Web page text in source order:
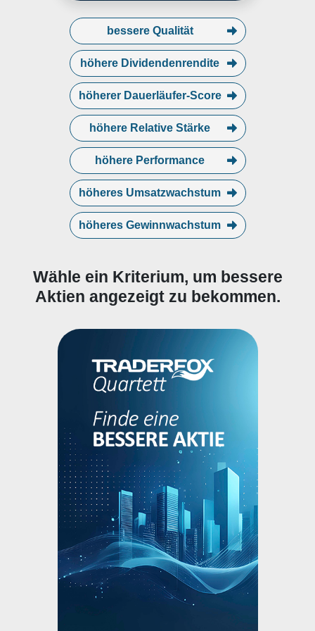
(CDME) gegründet und 1993 in
Rexel umbenannt. Rexel S.A. hat
seinen Hauptsitz in Paris,
Frankreich.
bessere Qualität
höhere Dividendenrendite
höherer Dauerläufer-Score
höhere Relative Stärke
höhere Performance
höheres Umsatzwachstum
höheres Gewinnwachstum
Wähle ein Kriterium, um bessere
Aktien angezeigt zu bekommen.